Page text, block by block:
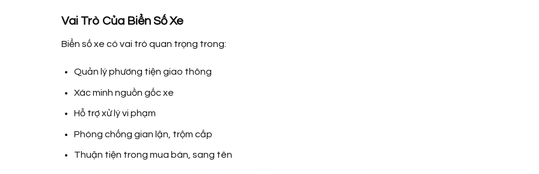
Vai Trò Của Biển Số Xe
Biển số xe có vai trò quan trọng trong:
Quản lý phương tiện giao thông
Xác minh nguồn gốc xe
Hỗ trợ xử lý vi phạm
Phòng chống gian lận, trộm cắp
Thuận tiện trong mua bán, sang tên